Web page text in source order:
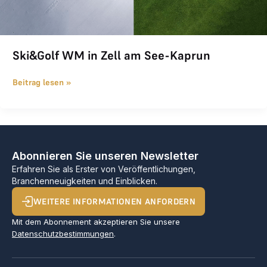
Ski&Golf WM in Zell am See-Kaprun
Beitrag lesen »
Abonnieren Sie unseren Newsletter
Erfahren Sie als Erster von Veröffentlichungen,
Branchenneuigkeiten und Einblicken.
WEITERE INFORMATIONEN ANFORDERN
Mit dem Abonnement akzeptieren Sie unsere
Datenschutzbestimmungen.